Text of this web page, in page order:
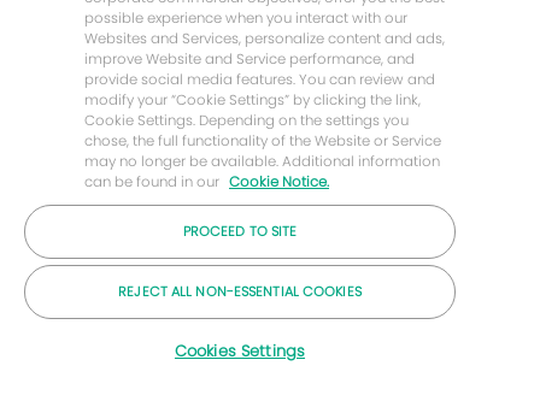
© Compañía Baker Hughes 2026
Privacidad Letra chica
possible experience when you interact with our
Websites and Services, personalize content and ads,
improve Website and Service performance, and
provide social media features. You can review and
modify your “Cookie Settings” by clicking the link,
Cookie Settings. Depending on the settings you
chose, the full functionality of the Website or Service
may no longer be available. Additional information
can be found in our Cookie Notice.
PROCEED TO SITE
REJECT ALL NON-ESSENTIAL COOKIES
Cookies Settings